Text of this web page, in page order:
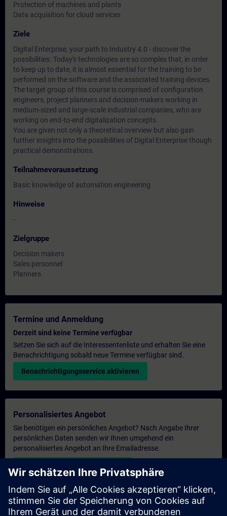
Protection of machines and plants
Data acquisition for cloud services
Ziele
Digital Enterprise, your path to Industry 4.0 - discover the
possibilities. Today's technologies are so complex that, in order
to keep up to date, it is almost essential for the training to be
performed on the software and the associated training devices.
The target group of this course is comprised of configuration
engineers, project planners and decision-makers working in
medium-sized and large-scale industrial companies, who are
working on end-to-end digitalization concepts.
You are given not only a theoretical overview but also gain
further insights into the possibilities of Digital Enterprise though
practical demonstrations.
Teilnahmevoraussetzung
Basic knowledge of automation engineering
Hinweise
-
Zielgruppe
Decision makers
Sales personnel
Planners
Termine und Anmeldung
Derzeit sind keine Termine verfügbar
Setzen Sie sich auf die Interessentenliste und erhalten Sie eine
Benachrichtigung sobald neue Termine verfügbar sind.
Benachrichtigungsservice aktivieren
Personalisiertes Angebot
Sie benötigen ein persönliches Angebot? Nach Angabe Ihrer
persönlichen Daten senden wir Ihnen umgehend ein
personalisiertes Angebot an Ihre Emailadresse.
Persönliches Angebot zusenden
Anfrage Exklusivtraining